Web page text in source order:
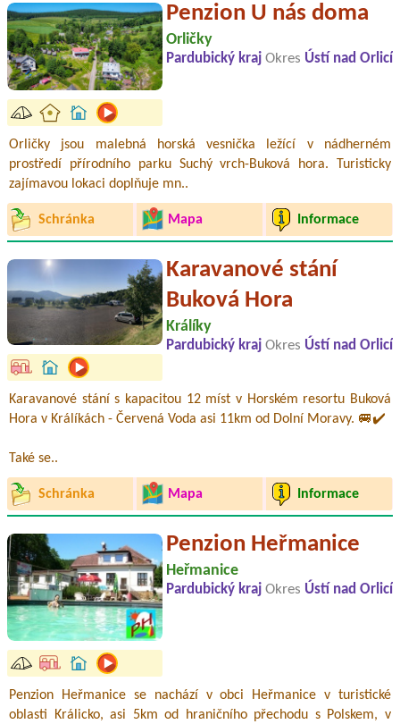
Penzion U nás doma
Orličky
Pardubický kraj Okres Ústí nad Orlicí
Orličky jsou malebná horská vesnička ležící v nádherném
prostředí přírodního parku Suchý vrch-Buková hora. Turisticky
zajímavou lokaci doplňuje mn..
Schránka Mapa Informace
Karavanové stání
Buková Hora
Králíky
Pardubický kraj Okres Ústí nad Orlicí
Karavanové stání s kapacitou 12 míst v Horském resortu Buková
Hora v Králíkách - Červená Voda asi 11km od Dolní Moravy. 🚐✔️
Také se..
Schránka Mapa Informace
Penzion Heřmanice
Heřmanice
Pardubický kraj Okres Ústí nad Orlicí
Penzion Heřmanice se nachází v obci Heřmanice v turistické
oblasti Králicko, asi 5km od hraničního přechodu s Polskem, v